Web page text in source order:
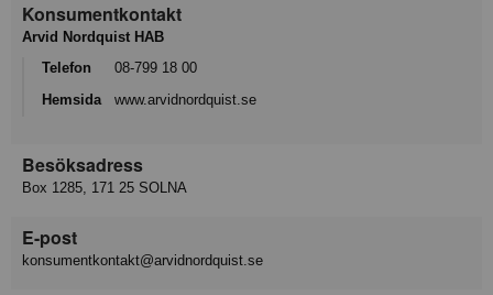
Konsumentkontakt
Arvid Nordquist HAB
Telefon
08-799 18 00
Hemsida
www.arvidnordquist.se
Besöksadress
Box 1285, 171 25 SOLNA
E-post
konsumentkontakt@arvidnordquist.se